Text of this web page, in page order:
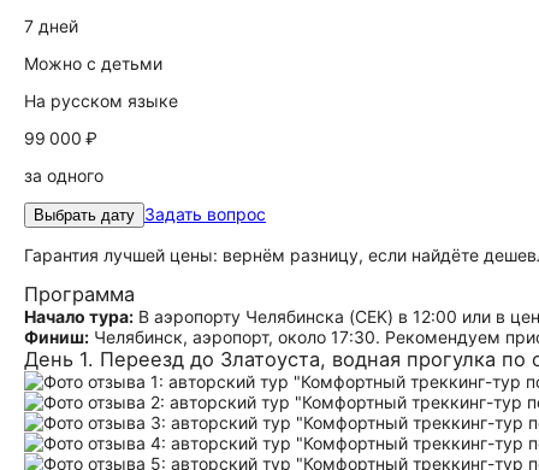
7 дней
Можно с детьми
На русском языке
99 000 ₽
за одного
Выбрать дату Задать вопрос
Гарантия лучшей цены: вернём разницу, если найдёте
Программа
Начало тура: В аэропорту Челябинска (CEK) в 12:00 или в
Финиш: Челябинск, аэропорт, около 17:30. Рекомендуем
День 1. Переезд до Златоуста, водная прогулка по